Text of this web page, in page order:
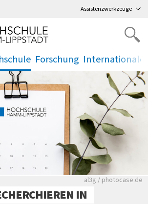
Assistenzwerkzeuge
Forschung
.
Rote leere
al3g / photocase.de
IN